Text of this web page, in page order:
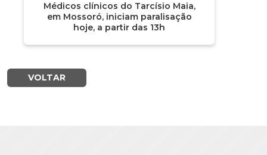
Médicos clínicos do Tarcísio Maia,
em Mossoró, iniciam paralisação
hoje, a partir das 13h
VOLTAR